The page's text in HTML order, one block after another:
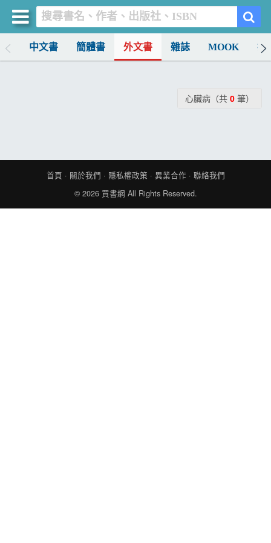
中文書 簡體書 外文書 雜誌 MOOK 找
心臟病（共 0 筆）
首頁 · 關於我們 · 隱私權政策 · 異業合作 · 聯絡我們
© 2026 買書網 All Rights Reserved.
買書網
暢銷排行
簡體書